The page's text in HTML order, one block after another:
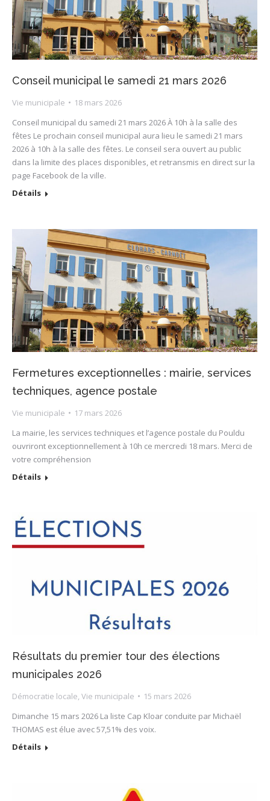
Conseil municipal le samedi 21 mars 2026
Vie municipale
18 mars 2026
Conseil municipal du samedi 21 mars 2026 À 10h à la salle des
fêtes Le prochain conseil municipal aura lieu le samedi 21 mars
2026 à 10h à la salle des fêtes. Le conseil sera ouvert au public
dans la limite des places disponibles, et retransmis en direct sur la
page Facebook de la ville.
Détails
Fermetures exceptionnelles : mairie, services
techniques, agence postale
Vie municipale
17 mars 2026
La mairie, les services techniques et l’agence postale du Pouldu
ouvriront exceptionnellement à 10h ce mercredi 18 mars. Merci de
votre compréhension
Détails
Résultats du premier tour des élections
municipales 2026
Démocratie locale Vie municipale
15 mars 2026
Dimanche 15 mars 2026 La liste Cap Kloar conduite par Michaël
THOMAS est élue avec 57,51% des voix.
Détails